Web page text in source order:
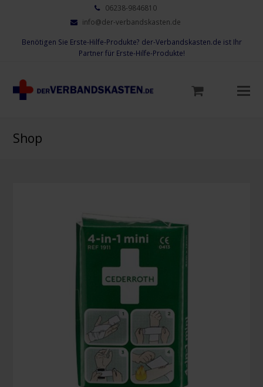
06238-9846810
info@der-verbandskasten.de
Benötigen Sie Erste-Hilfe-Produkte? der-Verbandskasten.de ist Ihr
Partner für Erste-Hilfe-Produkte!
Shop